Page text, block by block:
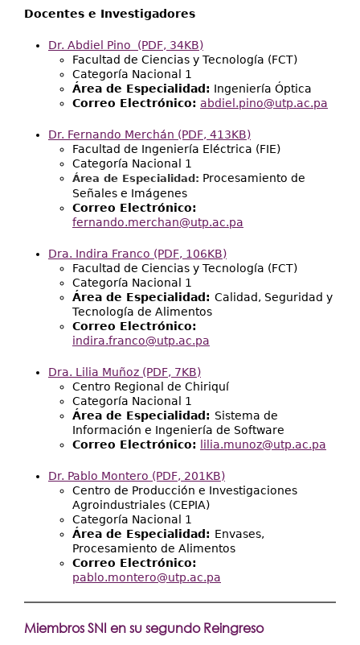
Docentes e Investigadores
Dr. Abdiel Pino (PDF, 34KB)
Facultad de Ciencias y Tecnología (FCT)
Categoría Nacional 1
​​​Área de Especialidad: Ingeniería Óptica
Correo Electrónico: abdiel.pino@utp.ac.pa
Dr. Fernando Merchán (PDF, 413KB)
Facultad de Ingeniería Eléctrica (FIE)
Categoría Nacional 1
Área de Especialidad: Procesamiento de
Señales e Imágenes
Correo Electrónico:
fernando.merchan@utp.ac.pa
Dra. Indira Franco (PDF, 106KB)
Facultad de Ciencias y Tecnología (FCT)
Categoría Nacional 1
Área de Especialidad: Calidad, Seguridad y
Tecnología de Alimentos
Correo Electrónico:
indira.franco@utp.ac.pa
Dra. Lilia Muñoz (PDF, 7KB)
Centro Regional de Chiriquí
Categoría Nacional 1
Área de Especialidad: Sistema de
Información e Ingeniería de Software
Correo Electrónico: lilia.munoz@utp.ac.pa
Dr. Pablo Montero (PDF, 201KB)
Centro de Producción e Investigaciones
Agroindustriales (CEPIA)
Categoría Nacional 1
Área de Especialidad: Envases,
Procesamiento de Alimentos
Correo Electrónico:
pablo.montero@utp.ac.pa
Miembros SNI en su segundo Reingreso